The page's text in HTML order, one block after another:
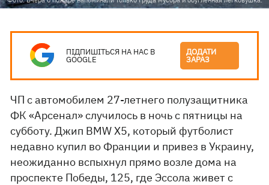
ПІДПИШІТЬСЯ НА НАС В
GOOGLE
ДОДАТИ
ЗАРАЗ
ЧП с автомобилем 27-летнего полузащитника
ФК «Арсенал» случилось в ночь с пятницы на
субботу. Джип BMW X5, который футболист
недавно купил во Франции и привез в Украину,
неожиданно вспыхнул прямо возле дома на
проспекте Победы, 125, где Эссола живет с